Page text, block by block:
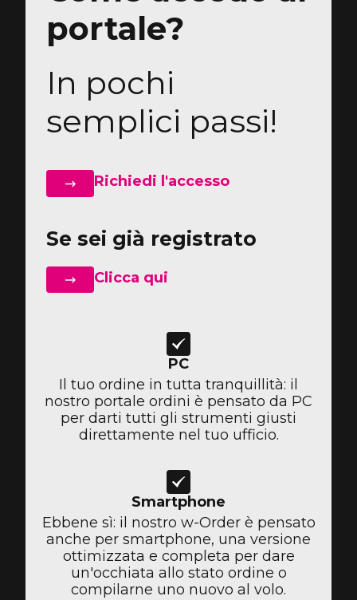
portale?
In pochi
semplici passi!
Richiedi l'accesso
Se sei già registrato
Clicca qui
PC
Il tuo ordine in tutta tranquillità: il
nostro portale ordini è pensato da PC
per darti tutti gli strumenti giusti
direttamente nel tuo ufficio.
Smartphone
Ebbene sì: il nostro w-Order è pensato
anche per smartphone, una versione
ottimizzata e completa per dare
un'occhiata allo stato ordine o
compilarne uno nuovo al volo.